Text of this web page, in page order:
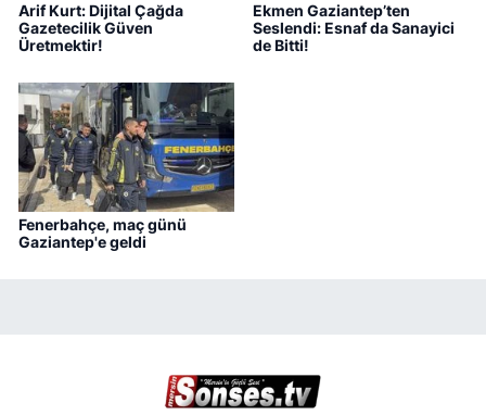
Arif Kurt: Dijital Çağda
Gazetecilik Güven
Üretmektir!
Ekmen Gaziantep’ten
Seslendi: Esnaf da Sanayici
de Bitti!
Fenerbahçe, maç günü
Gaziantep'e geldi